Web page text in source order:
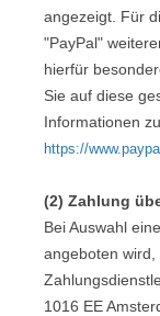
angezeigt. Für
"PayPal"
hierfür
Sie auf diese
Informationen
https://
(2) Zahlung
Bei Auswahl
angeboten
1016 EE